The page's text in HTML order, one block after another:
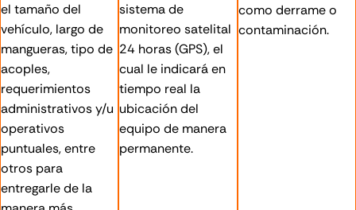
el tamaño del
vehículo, largo de
mangueras, tipo de
acoples,
requerimientos
administrativos y/u
operativos
puntuales, entre
otros para
entregarle de la
sistema de
monitoreo satelital
24 horas (GPS), el
cual le indicará en
tiempo real la
ubicación del
equipo de manera
permanente.
como derrame o
contaminación.